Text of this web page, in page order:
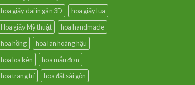
hoa giấy dai in gân 3D
hoa giấy lụa
Hoa giấy Mỹ thuật
hoa handmade
hoa hồng
hoa lan hoàng hậu
hoa loa kèn
hoa mẫu đơn
hoa trang trí
hoa đất sài gòn